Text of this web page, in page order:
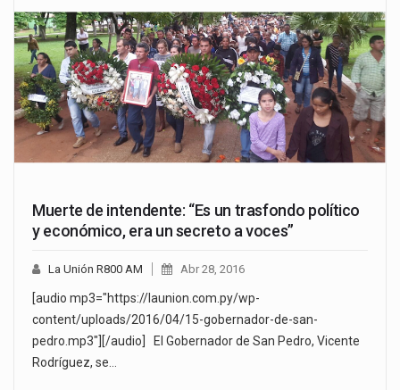
Muerte de intendente: “Es un trasfondo político
y económico, era un secreto a voces”
La Unión R800 AM Abr 28, 2016
[audio mp3="https://launion.com.py/wp-
content/uploads/2016/04/15-gobernador-de-san-
pedro.mp3"][/audio] El Gobernador de San Pedro, Vicente
Rodríguez, se…